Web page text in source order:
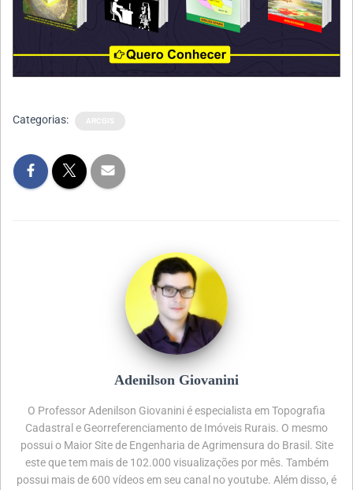
Categorias:
Adenilson Giovanini
O Professor Adenilson Giovanini é especialista em Topografia
Cadastral e Georreferenciamento de Imóveis Rurais. O mesmo
possui o Maior Site de Engenharia de Agrimensura do Brasil. Site
este que tem mais de 102.000 visualizações por mês. Também
possui mais de 600 vídeos em seu canal no youtube. Além disso, é